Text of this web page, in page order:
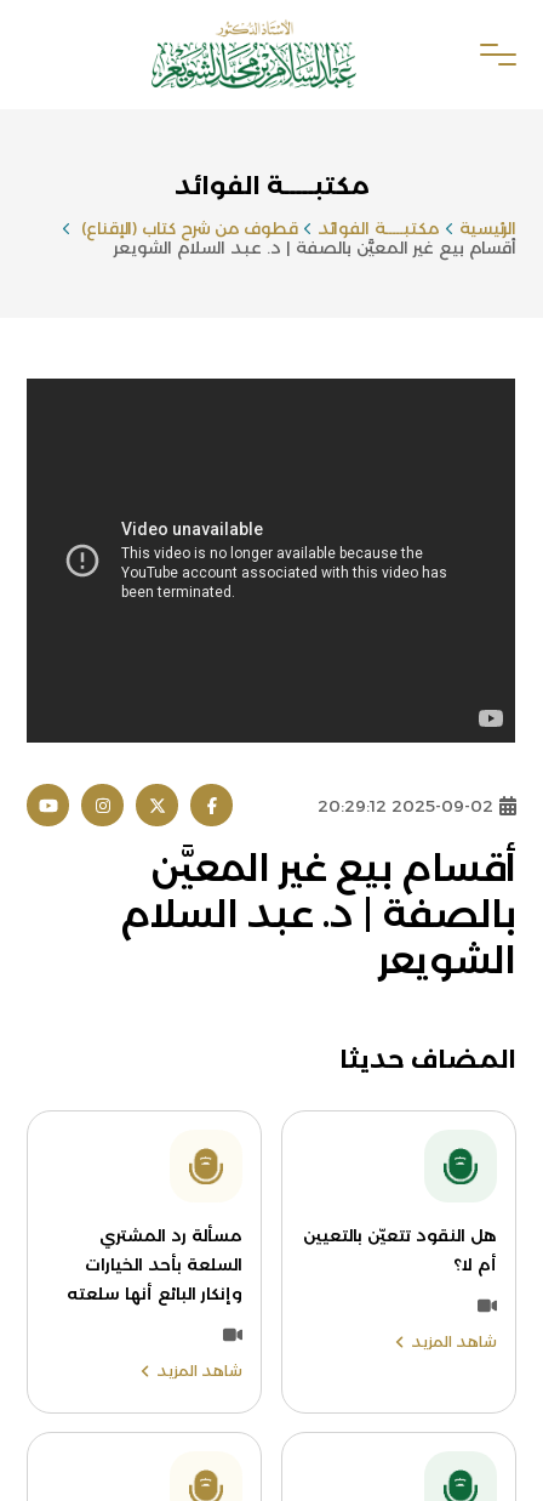
مكتبـــــة الفوائد
الرئيسية مكتبـــــة الفوائد
قطوف من شرح كتاب (الإقناع)
أقسام بيع غير المعيَّن بالصفة | د. عبد السلام الشويعر
2025-09-02 20:29:12
أقسام بيع غير المعيَّن
بالصفة | د. عبد السلام
الشويعر
المضاف حديثا
هل النقود تتعيّن بالتعيين
أم لا؟
شاهد المزيد
مسألة رد المشتري
السلعة بأحد الخيارات
وإنكار البائع أنها سلعته
شاهد المزيد